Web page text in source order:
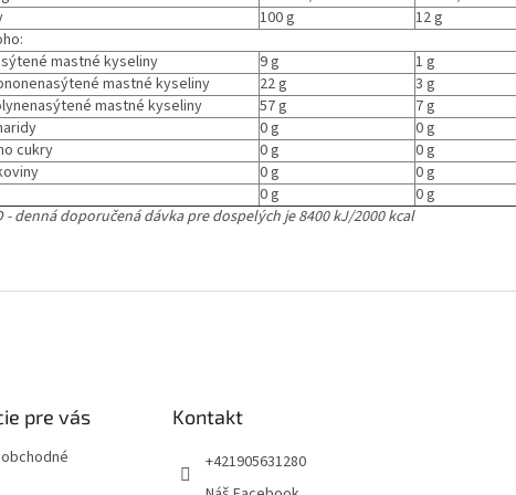
100 g 12 g
mastné kyseliny
9 g 1 g
mastné kyseliny
22 g 3 g
mastné kyseliny
57 g 7 g
0 g 0 g
cukry
0 g 0 g
0 g 0 g
0 g 0 g
- denná doporučená dávka pre dospelých je 8400 kJ/2000 kcal
pre vás Kontakt
+421905631280